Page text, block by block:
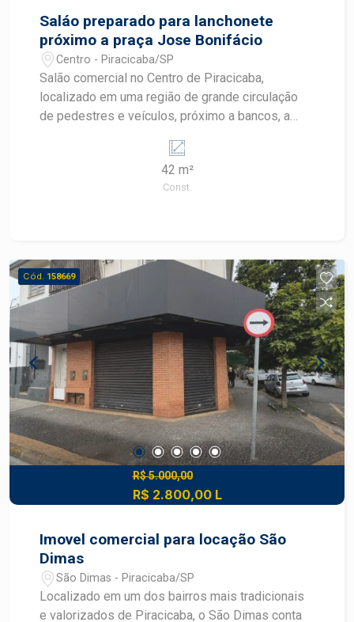
Saláo preparado para lanchonete
próximo a praça Jose Bonifácio
Centro - Piracicaba/SP
Salão comercial no Centro de Piracicaba,
localizado em uma região de grande circulação
de pedestres e veículos, próximo a bancos, a
visibilidade e praticidade para o seu negócio. O
imóvel possui 42 m² de área útil e conta com:
Amplo salão comercial 1 banheiro Pia de apoio
localização estratégica, com grande potencial de
atendimento ao público. Construa seu futuro com
quem é agente de desenvolvimento do mercado
imobiliário de Piracicaba. Agende sua visita!
42 m²
Const.
Cód. 158669
R$ 5.000,00
R$ 2.800,00 L
Imovel comercial para locação São
Dimas
São Dimas - Piracicaba/SP
Localizado em um dos bairros mais tradicionais
e valorizados de Piracicaba, o São Dimas conta